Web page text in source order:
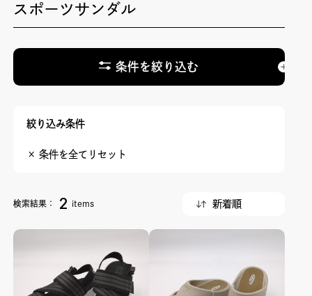
スポーツサンダル
条件を絞り込む
絞り込み条件
× 条件を全てリセット
検索結果： 2 items